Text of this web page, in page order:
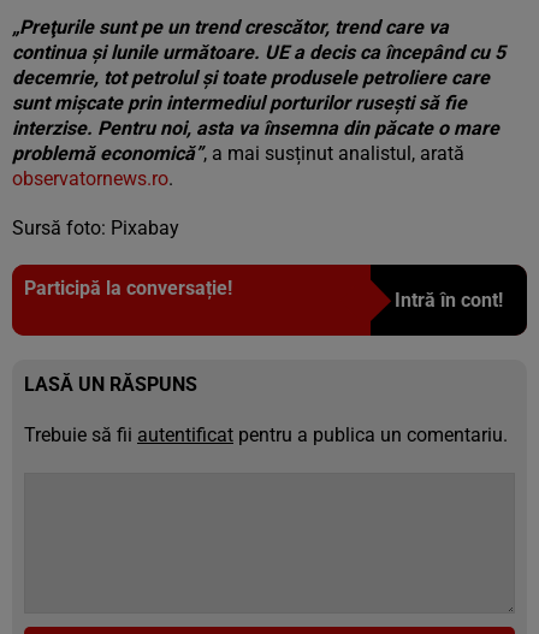
„Preţurile sunt pe un trend crescător, trend care va
continua şi lunile următoare. UE a decis ca începând cu 5
decemrie, tot petrolul şi toate produsele petroliere care
sunt mişcate prin intermediul porturilor ruseşti să fie
interzise. Pentru noi, asta va însemna din păcate o mare
problemă economică”, a mai susținut analistul, arată
observatornews.ro.
Sursă foto: Pixabay
Participă la conversație!
Intră în cont!
LASĂ UN RĂSPUNS
Trebuie să fii autentificat pentru a publica un comentariu.